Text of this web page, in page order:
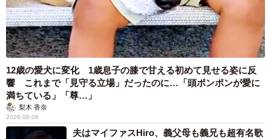
12歳の愛犬に変化 1歳息子の膝で甘える初めて見せる姿に反
響 これまで「見守る立場」だったのに…「頭ポンポンが愛に
満ちている」「尊…」
梨木 香奈
2026.08.08
夫はマイファスHiro、義父母も義兄も超有名歌